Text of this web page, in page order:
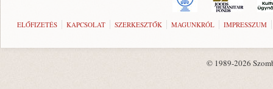
ELŐFIZETÉS KAPCSOLAT SZERKESZTŐK MAGUNKRÓL IMPRESSZUM
© 1989-2026